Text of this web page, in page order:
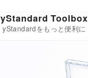
yStandard Toolbox